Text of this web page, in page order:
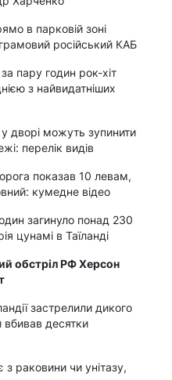
в парковій зоні
російський КАБ
пару годин рок-хіт
з найвидатніших
дворі можуть зупинити
перелік видів
показав 10 левам,
кумедне відео
загинуло понад 230
цунамі в Таїланді
обстріл РФ Херсон
застрелили дикого
десятки
з раковини чи унітазу,